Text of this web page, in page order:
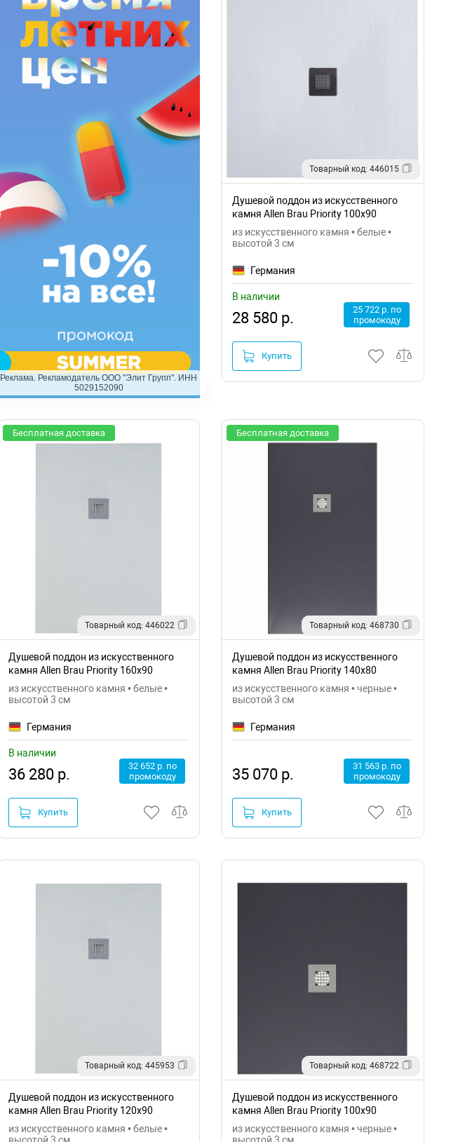
Реклама. Рекламодатель ООО "Элит Групп". ИНН
5029152090
Товарный код: 446015
Душевой поддон из искусственного
камня Allen Brau Priority 100x90
из искусственного камня • белые •
высотой 3 см
Германия
В наличии
28 580 р.
25 722 р. по
промокоду
Купить
Бесплатная доставка
Товарный код: 446022
Душевой поддон из искусственного
камня Allen Brau Priority 160x90
из искусственного камня • белые •
высотой 3 см
Германия
В наличии
36 280 р.
32 652 р. по
промокоду
Купить
Бесплатная доставка
Товарный код: 468730
Душевой поддон из искусственного
камня Allen Brau Priority 140x80
из искусственного камня • черные •
высотой 3 см
Германия
35 070 р.
31 563 р. по
промокоду
Купить
Товарный код: 445953
Душевой поддон из искусственного
камня Allen Brau Priority 120x90
из искусственного камня • белые •
высотой 3 см
Товарный код: 468722
Душевой поддон из искусственного
камня Allen Brau Priority 100x90
из искусственного камня • черные •
высотой 3 см